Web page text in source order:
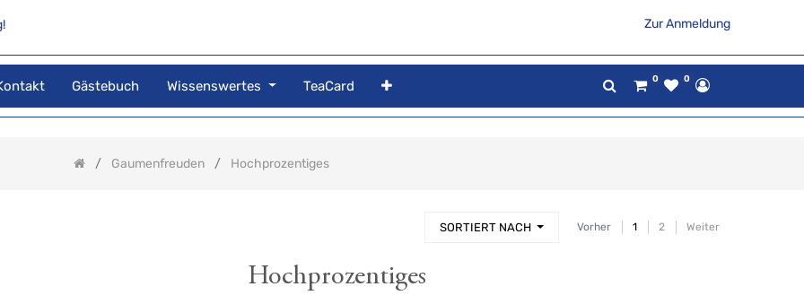
Zur Anmeldung
Gästebuch Wissenswertes TeaCard 0 0
Gaumenfreuden Hochprozentiges
Vorher 1 2 Weiter
SORTIERT NACH
Hochprozentiges